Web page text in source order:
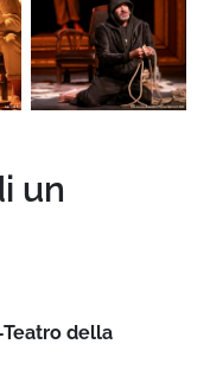
un
della